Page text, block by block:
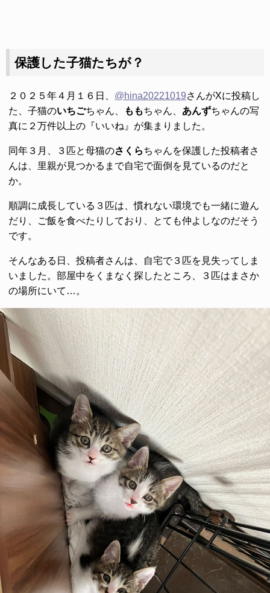
保護した子猫たちが？
２０２５年４月１６日、 @hina20221019さんがXに投稿し
た、子猫のいちごちゃん、 ももちゃん、 あんずちゃんの写
真に２万件以上の『いいね』が集まりました。
同年３月、３匹と母猫のさくらちゃんを保護した投稿者さ
んは、里親が見つかるまで自宅で面倒を見ているのだと
か。
順調に成長している３匹は、慣れない環境でも一緒に遊ん
だり、ご飯を食べたりしており、とても仲よしなのだそう
です。
そんなある日、投稿者さんは、自宅で３匹を見失ってしま
いました。部屋中をくまなく探したところ、３匹はまさか
の場所にいて…。